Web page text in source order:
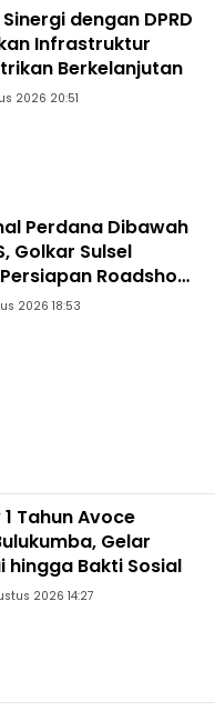
dengan DPRD
Infrastruktur
Berkelanjutan
2026 20:51
Perdana Dibawah
Golkar Sulsel
Roadshow
2026 18:53
Tahun Avoce
Gelar
hingga Bakti Sosial
2026 14:27